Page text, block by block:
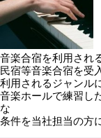
音楽合宿を利用され
民宿等音楽合宿を受
利用されるジャンル
音楽ホールで練習し
な
条件を当社担当の方